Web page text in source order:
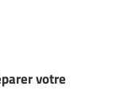
votre